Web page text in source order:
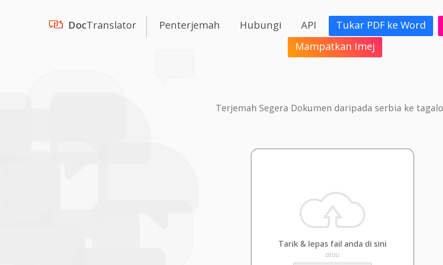
DocTranslator Penterjemah Hubungi API
Tukar PDF ke Word
Mampatkan Imej
Terjemah Segera Dokumen daripada serbia ke
Tarik & lepas fail anda di sini
atau